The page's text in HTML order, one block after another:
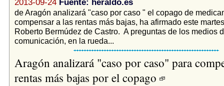
2013-09-24 Fuente: heraldo.es
de Aragón analizará "caso por caso " el copago de
compensar a las rentas más bajas, ha afirmado este
Roberto Bermúdez de Castro. A preguntas de los medios
comunicación, en la rueda...
Aragón analizará "caso por caso" para
rentas más bajas por el copago